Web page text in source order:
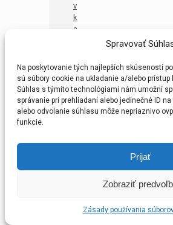
Spravovať
Na poskytovanie tých najlepších skúseností
sú súbory cookie na ukladanie a/alebo
Súhlas s týmito technológiami nám umožní
správanie pri prehliadaní alebo jedinečné ID
alebo odvolanie súhlasu môže nepriaznivo
funkcie.
Prijať
Zobraziť
Zásady používania
v
k
a
1
–
M
A
(
M